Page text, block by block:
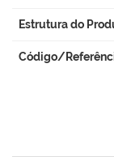
Estrutura do
Código/